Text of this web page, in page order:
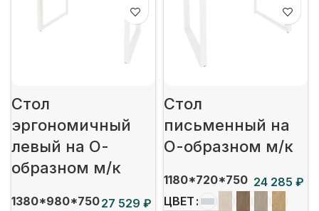
Стол
эргономичный
левый на О-
образном м/к
1380*980*750
₽
Стол
письменный на
О-образном м/к
1180*720*750
₽
ЦВЕТ